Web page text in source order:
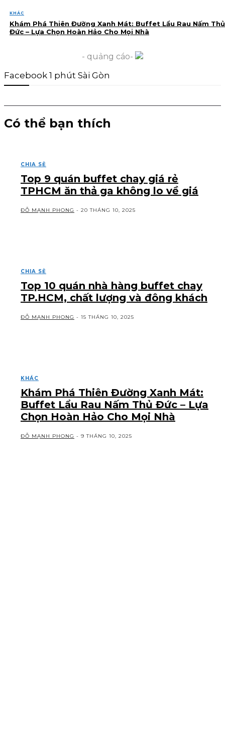
KHÁC
Khám Phá Thiên Đường Xanh Mát: Buffet Lẩu Rau Nấm Thủ
Đức – Lựa Chọn Hoàn Hảo Cho Mọi Nhà
- quảng cáo-
Facebook 1 phút Sài Gòn
Có thể bạn thích
CHIA SẺ
Top 9 quán buffet chay giá rẻ
TPHCM ăn thả ga không lo về giá
ĐỖ MẠNH PHONG - 20 THÁNG 10, 2025
CHIA SẺ
Top 10 quán nhà hàng buffet chay
TP.HCM, chất lượng và đông khách
ĐỖ MẠNH PHONG - 15 THÁNG 10, 2025
KHÁC
Khám Phá Thiên Đường Xanh Mát:
Buffet Lẩu Rau Nấm Thủ Đức – Lựa
Chọn Hoàn Hảo Cho Mọi Nhà
ĐỖ MẠNH PHONG - 9 THÁNG 10, 2025